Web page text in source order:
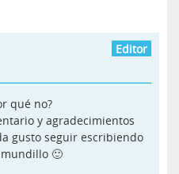
qué no?
y agradecimientos
gusto seguir escribiendo
🙂